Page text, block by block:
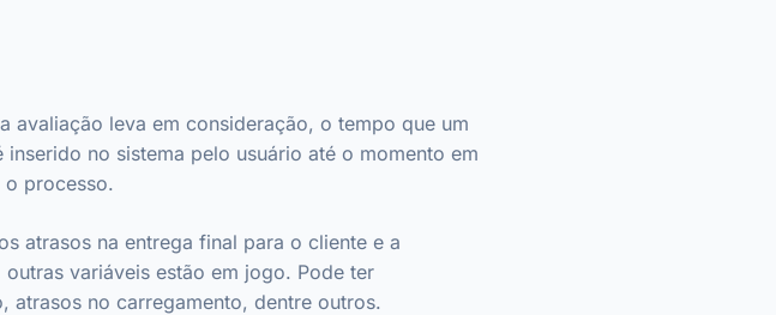
avaliação leva em consideração, o tempo que um
no sistema pelo usuário até o momento em
processo.
atrasos na entrega final para o cliente e a
variáveis estão em jogo. Pode ter
atrasos no carregamento, dentre outros.